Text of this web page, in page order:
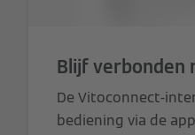
Blijf verbonden
De Vitoconnect-
bediening via de